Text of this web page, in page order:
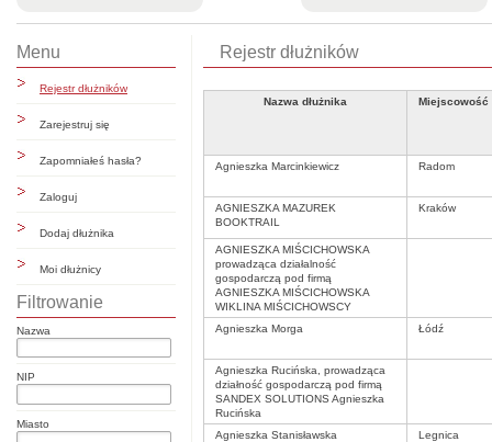
Menu
Rejestr dłużników
Zarejestruj się
Zapomniałeś hasła?
Zaloguj
Dodaj dłużnika
Moi dłużnicy
Filtrowanie
Nazwa
NIP
Miasto
Rejestr dłużników
Nazwa dłużnika Miejscowość
Agnieszka Marcinkiewicz Radom
AGNIESZKA MAZUREK
BOOKTRAIL
Kraków
AGNIESZKA MIŚCICHOWSKA
prowadząca działalność
gospodarczą pod firmą
AGNIESZKA MIŚCICHOWSKA
WIKLINA MIŚCICHOWSCY
Agnieszka Morga
Łódź
Agnieszka Rucińska, prowadząca
działność gospodarczą pod firmą
SANDEX SOLUTIONS Agnieszka
Rucińska
Agnieszka Stanisławska
Legnica